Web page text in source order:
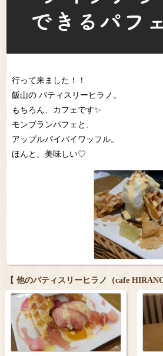
行って来ました！！
飯山の パティスリーヒラノ。
もちろん、カフェです✨
モンブランパフェと、
アップルパイパイワッフル。
ほんと、美味しい♡
【 他のパティスリーヒラノ（cafe